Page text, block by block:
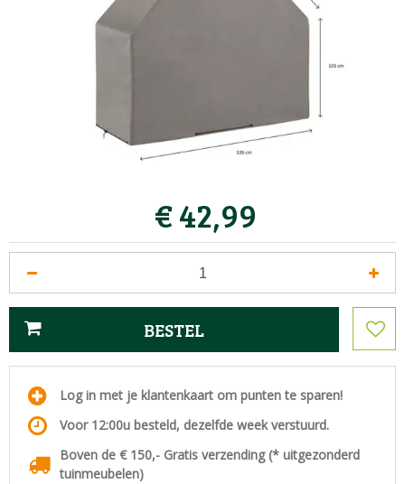
€42,99
Log in met je klantenkaart om punten te sparen!
Voor 12:00u besteld, dezelfde week verstuurd.
Boven de € 150,- Gratis verzending (* uitgezonderd
tuinmeubelen)